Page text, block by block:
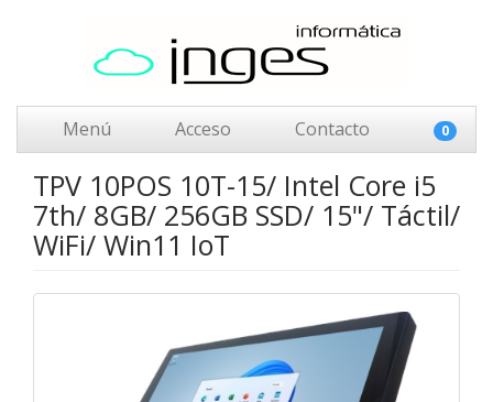
Menú Acceso Contacto 0
TPV 10POS 10T-15/ Intel Core i5
7th/ 8GB/ 256GB SSD/ 15"/ Táctil/
WiFi/ Win11 IoT